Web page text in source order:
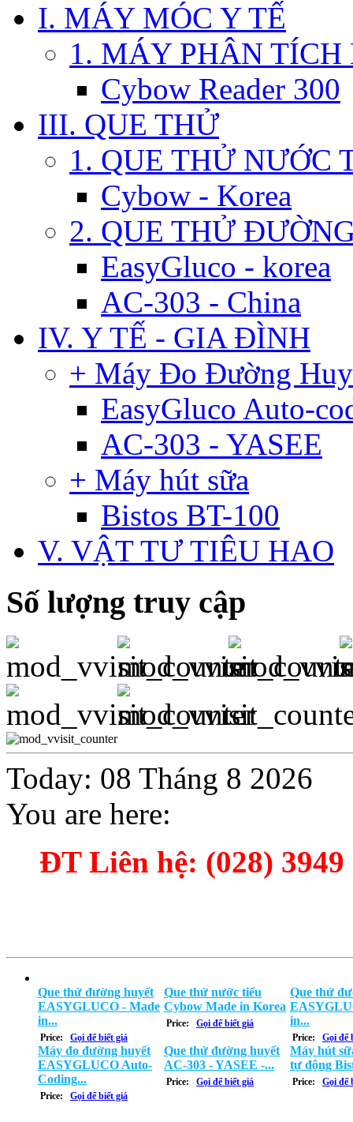
I. MÁY MÓC Y TẾ
1. MÁY PHÂN TÍCH
Cybow Reader 300
III. QUE THỬ
1. QUE THỬ NƯỚC
Cybow - Korea
2. QUE THỬ
EasyGluco - korea
AC-303 - China
IV. Y TẾ - GIA ĐÌNH
+ Máy Đo Đường
EasyGluco Auto-
AC-303 - YASEE
+ Máy hút sữa
Bistos BT-100
V. VẬT TƯ TIÊU HAO
Số lượng truy cập
Today: 08 Tháng 8 2026
You are here:
ĐT Liên hệ: (028) 3949
Que thử đường huyết
EASYGLUCO - Made
in...
Price: Gọi để biết giá
Que thử nước tiểu
Cybow Made in Korea
Price: Gọi để biết giá
Que thử
in...
Price: Gọi để
Máy đo đường huyết
EASYGLUCO Auto-
Coding...
Price: Gọi để biết giá
Que thử đường huyết
AC-303 - YASEE -...
Price: Gọi để biết giá
Máy hút
tự động
Price: Gọi để